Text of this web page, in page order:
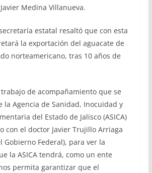
Javier Medina Villanueva.
estatal resaltó que con esta
la exportación del aguacate de
norteamericano, tras 10 años de
trabajo de acompañamiento que se
la Agencia de Sanidad, Inocuidad y
del Estado de Jalisco (ASICA)
con el doctor Javier Trujillo Arriaga
Gobierno Federal), para ver la
la ASICA tendrá, como un ente
permita garantizar que el